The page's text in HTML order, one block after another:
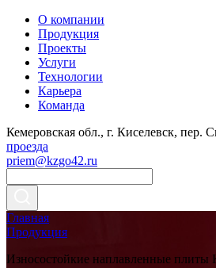
О компании
Продукция
Проекты
Услуги
Технологии
Карьера
Команда
Кемеровская обл., г. Киселевск, пер.
проезда
priem@kzgo42.ru
Главная
Продукция
Износостойкие наплавленные плиты